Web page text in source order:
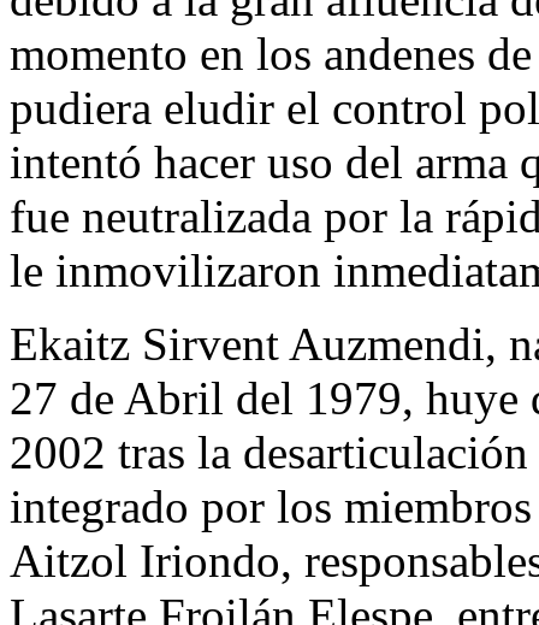
momento en los andenes
pudiera eludir el control
intentó hacer uso del arma
fue neutralizada por la
le inmovilizaron
Ekaitz Sirvent Auzmendi,
27 de Abril del 1979, huye
2002 tras la
integrado por los
Aitzol Iriondo,
Lasarte Froilán Elespe,